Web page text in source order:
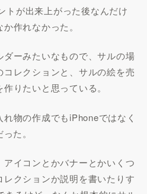
トが出来上がった後なんだけ
作れなかった。
ーみたいなもので、サルの場
レクションと、サルの絵を売
りたいと思っている。
物の作成でもiPhoneではなく
た。
イコンとかバナーとかいくつ
クションか説明を書いたりす